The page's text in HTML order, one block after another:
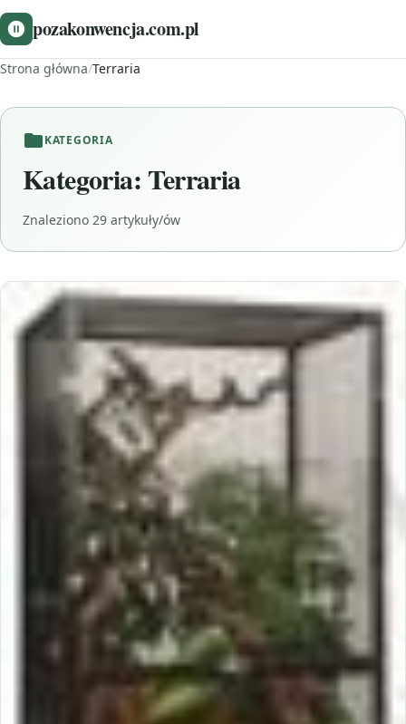
pozakonwencja.com.pl
Strona główna/Terraria
KATEGORIA
Kategoria: Terraria
Znaleziono 29 artykuły/ów